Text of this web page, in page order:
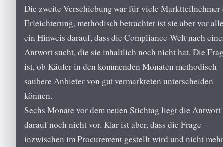
Die zweite Verschiebung war für viele Marktteilnehmer
Erleichterung, methodisch betrachtet ist sie aber vor
ein Hinweis darauf, dass die Compliance-Welt nach
Antwort sucht, die sie inhaltlich noch nicht hat. Die
ist, ob Käufer in den kommenden Monaten methodisch
saubere Anbieter von gut vermarkteten unterscheiden
können.
Sechs Monate vor dem neuen Stichtag liegt die Antwort
darauf noch nicht vor. Klar ist aber, dass die Frage
inzwischen im Procurement gestellt wird und nicht mehr